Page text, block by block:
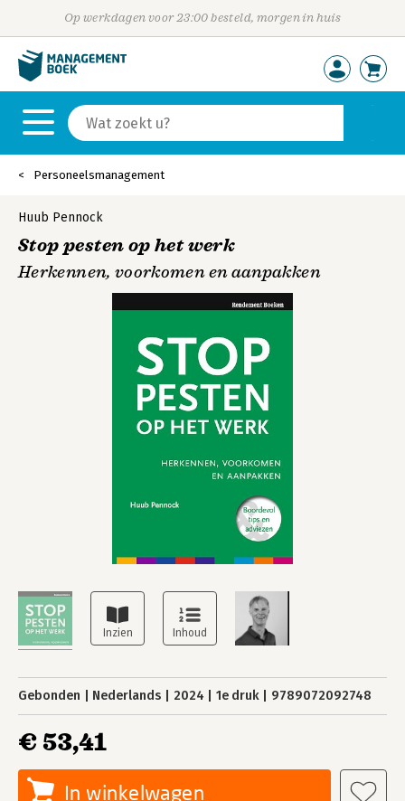
Op werkdagen voor 23:00 besteld, morgen in huis
Personeelsmanagement
Huub Pennock
Stop pesten op het werk
Herkennen, voorkomen en aanpakken
Gebonden Nederlands 2024 1e druk 9789072092748
€ 53,41
In winkelwagen